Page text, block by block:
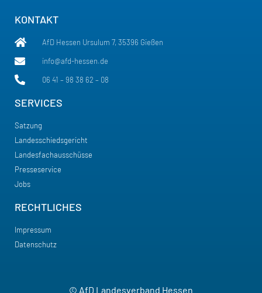
KONTAKT
AfD Hessen Ursulum 7, 35396 Gießen
info@afd-hessen.de
06 41 – 98 38 62 – 08
SERVICES
Satzung
Landesschiedsgericht
Landesfachausschüsse
Presseservice
Jobs
RECHTLICHES
Impressum
Datenschutz
© AfD Landesverband Hessen